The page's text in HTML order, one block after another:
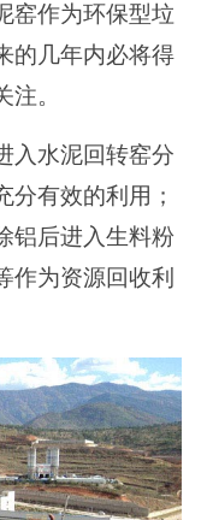
窑作为环保型垃
的几年内必将得
。
入水泥回转窑分
分有效的利用；
铝后进入生料粉
作为资源回收利